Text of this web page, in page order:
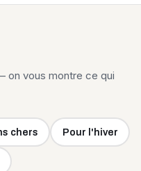
on vous montre ce qui
chers Pour l'hiver